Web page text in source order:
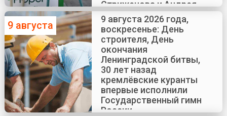
Стриженова и Андрея
Краско
9 августа
9 августа 2026 года,
воскресенье: День
строителя, День
окончания
Ленинградской битвы,
30 лет назад
кремлёвские куранты
впервые исполнили
Государственный гимн
России